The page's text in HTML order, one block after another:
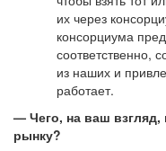
их через
консорциума
соответственно,
из наших и
работает.
— Чего, на ваш взгляд,
рынку?